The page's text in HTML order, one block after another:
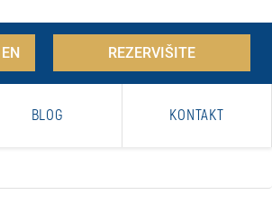
EN REZERVIŠITE
BLOG KONTAKT